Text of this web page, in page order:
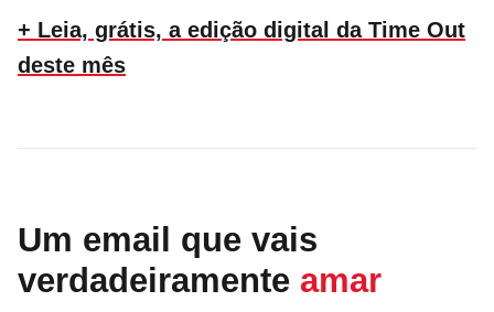
+ Leia, grátis, a edição digital da Time Out
deste mês
Um email que vais
verdadeiramente amar